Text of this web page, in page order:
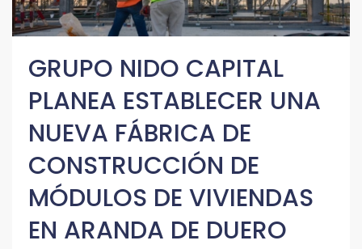
GRUPO NIDO CAPITAL
PLANEA ESTABLECER UNA
NUEVA FÁBRICA DE
CONSTRUCCIÓN DE
MÓDULOS DE VIVIENDAS
EN ARANDA DE DUERO